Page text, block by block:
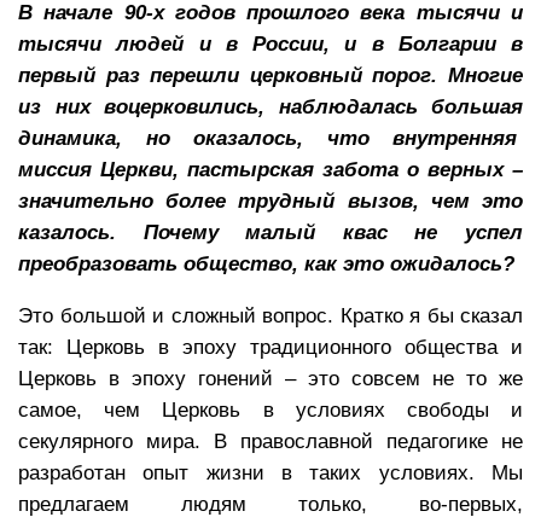
В начале 90-х годов прошлого века тысячи и
тысячи людей и в России, и в Болгарии в
первый раз перешли церковный порог. Многие
из них воцерковились, наблюдалась большая
динамика, но оказалось, что внутренняя
миссия Церкви, пастырская забота о верных –
значительно более трудный вызов, чем это
казалось. Почему малый квас не успел
преобразовать общество, как это ожидалось?
Это большой и сложный вопрос. Кратко я бы сказал
так: Церковь в эпоху традиционного общества и
Церковь в эпоху гонений – это совсем не то же
самое, чем Церковь в условиях свободы и
секулярного мира. В православной педагогике не
разработан опыт жизни в таких условиях. Мы
предлагаем людям только, во-первых,